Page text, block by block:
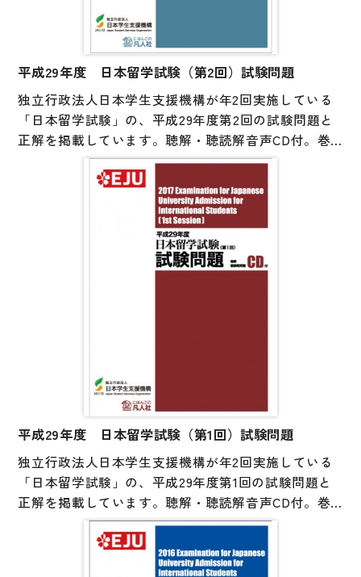
平成29年度 日本留学試験（第2回）試験問題
独立行政法人日本学生支援機構が年2回実施している
「日本留学試験」の、平成29年度第2回の試験問題と
正解を掲載しています。聴解・聴読解音声CD付。巻
末には参考資料として、試験の実施要項や出題範囲を
まとめたシラバスを掲載しています。
平成29年度 日本留学試験（第1回）試験問題
独立行政法人日本学生支援機構が年2回実施している
「日本留学試験」の、平成29年度第1回の試験問題と
正解を掲載しています。聴解・聴読解音声CD付。巻
末には参考資料として、試験の実施要項や出題範囲を
まとめたシラバスを掲載しています。